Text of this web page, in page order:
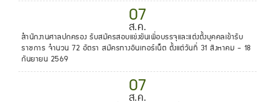
07
ส.ค.
สำนักงานศาลปกครอง รับสมัครสอบแข่งขันเพื่อบรรจุและแต่งตั้งบุคคลเข้ารับ
ราชการ จำนวน 72 อัตรา สมัครทางอินเทอร์เน็ต ตั้งแต่วันที่ 31 สิงหาคม - 18
กันยายน 2569
07
ส.ค.